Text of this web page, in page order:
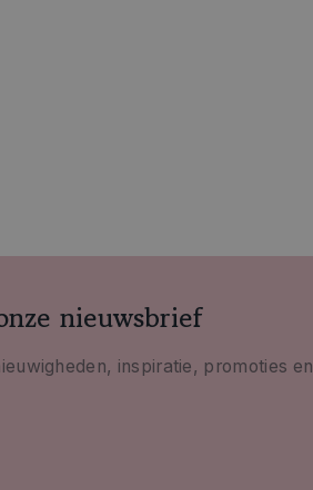
nieuwsbrief
inspiratie, promoties en